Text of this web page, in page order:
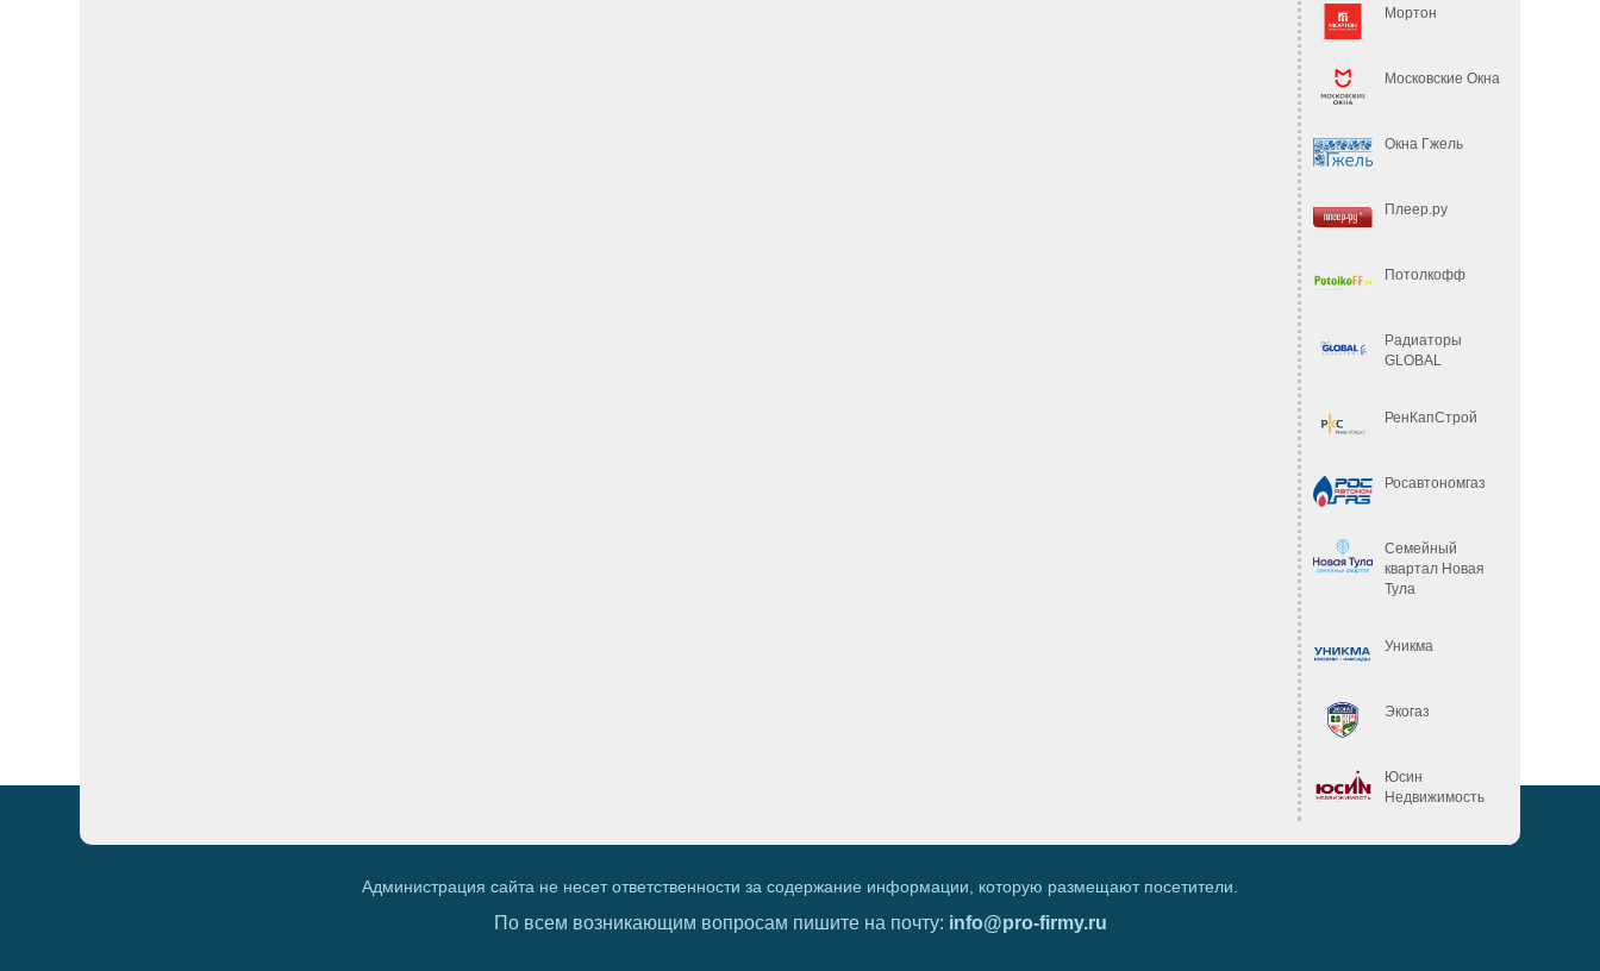
Мортон
Московские Окна
Окна Гжель
Плеер.ру
Потолкофф
Радиаторы
GLOBAL
РенКапСтрой
Росавтономгаз
Семейный
квартал Новая
Тула
Уникма
Экогаз
Юсин
Недвижимость
Администрация сайта не несет ответственности за содержание информации, которую размещают посетители.
По всем возникающим вопросам пишите на почту: info@pro-firmy.ru